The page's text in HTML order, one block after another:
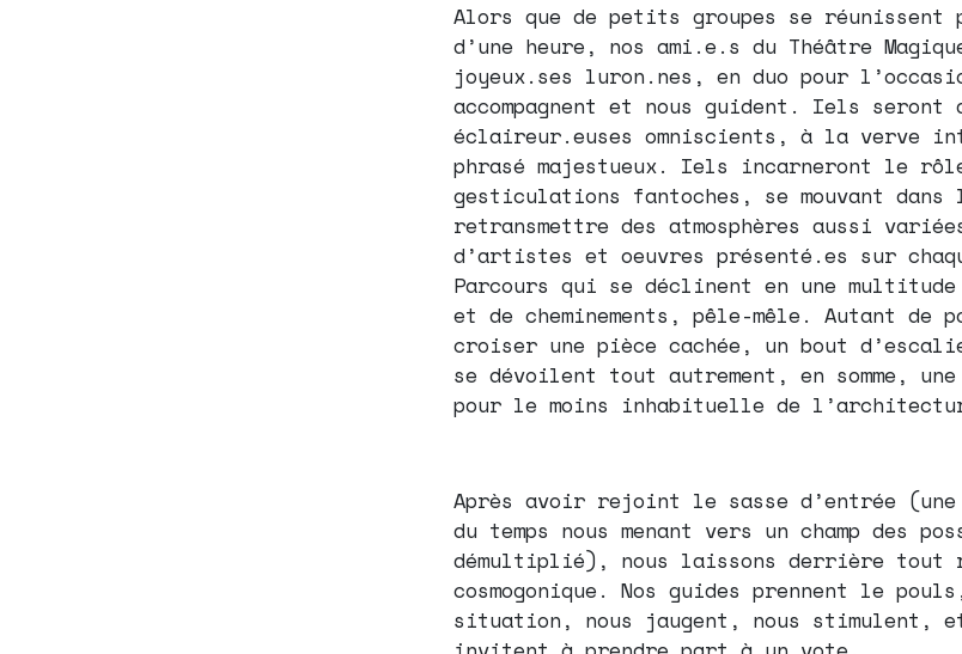
Alors que de petits groupes se réunissent
d’une heure, nos ami.e.s du Théâtre
joyeux.ses luron.nes, en duo pour
accompagnent et nous guident. Iels seront
éclaireur.euses omniscients, à la verve
phrasé majestueux. Iels incarneront le rôle
gesticulations fantoches, se mouvant dans
retransmettre des atmosphères aussi
d’artistes et oeuvres présenté.es sur
Parcours qui se déclinent en une
et de cheminements, pêle-mêle. Autant de
croiser une pièce cachée, un bout
se dévoilent tout autrement, en somme,
pour le moins inhabituelle de
Après avoir rejoint le sasse d’entrée
du temps nous menant vers un champ des
démultiplié), nous laissons derrière tout
cosmogonique. Nos guides prennent le
situation, nous jaugent, nous stimulent,